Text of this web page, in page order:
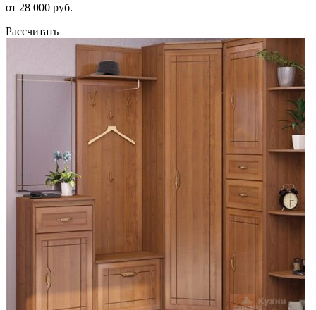
от 28 000 руб.
Рассчитать